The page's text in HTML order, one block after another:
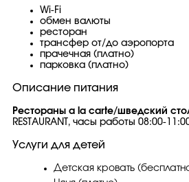
Wi-Fi
обмен валюты
ресторан
трансфер от/до аэропорта
прачечная (платно)
парковка (платно)
Описание питания
Рестораны a la carte/шведский
RESTAURANT, часы работы 08:00-
Услуги для детей
Детская кровать